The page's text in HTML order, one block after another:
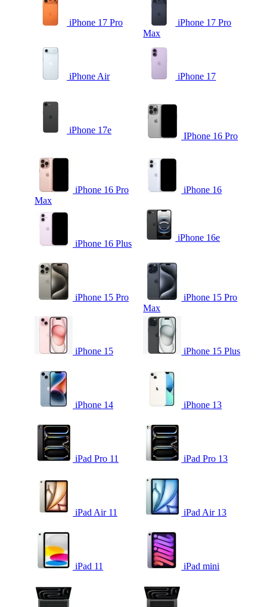
iPhone 17 Pro
iPhone 17 Pro
Max
iPhone Air iPhone 17
iPhone 17e
IPhone 16 Pro
iPhone 16 Pro
Max
iPhone 16
iPhone 16 Plus
iPhone 16e
iPhone 15 Pro
iPhone 15 Pro
Max
iPhone 15 iPhone 15 Plus
iPhone 14 iPhone 13
iPad Pro 11 iPad Pro 13
iPad Air 11 iPad Air 13
iPad 11 iPad mini